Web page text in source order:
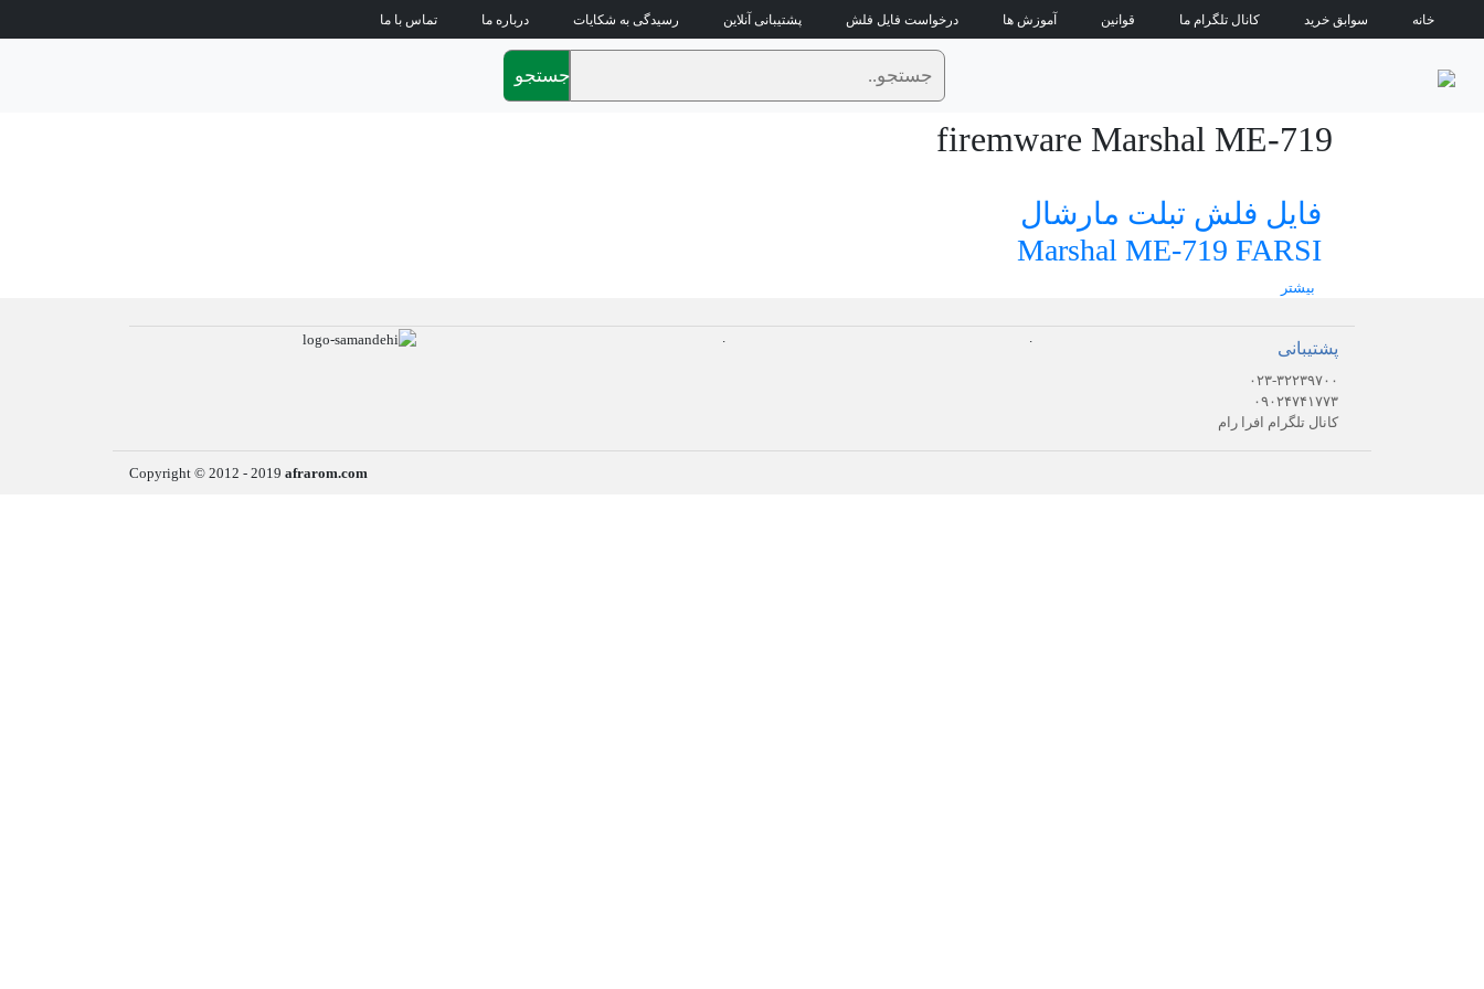
خانه سوابق خرید کانال تلگرام ما قوانین آموزش ها درخواست فایل فلش پشتیبانی آنلاین رسیدگی به شکایات درباره ما تماس با ما
جستجو
firemware Marshal ME-719
فایل فلش تبلت مارشال
Marshal ME-719 FARSI
بیشتر
پشتیبانی
۰۲۳-۳۲۲۳۹۷۰۰
۰۹۰۲۴۷۴۱۷۷۳
کانال تلگرام افرا رام
.
.
Copyright © 2012 - 2019 afrarom.com